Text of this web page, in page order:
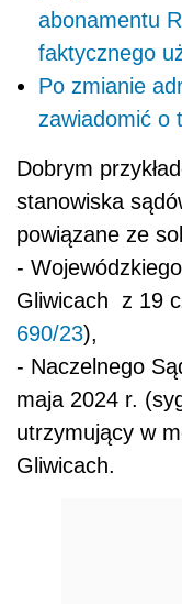
abonamentu
faktycznego
Po zmianie
zawiadomić o
Dobrym
stanowiska
powiązane ze
-
Gliwicach z 19
690/23),
- Naczelnego
maja 2024 r.
utrzymujący w
Gliwicach.